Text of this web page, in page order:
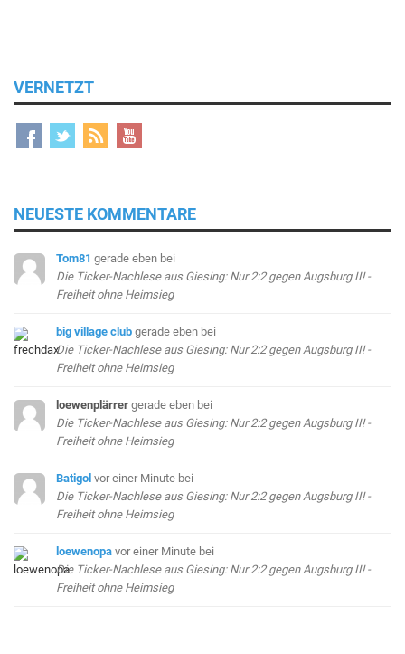
VERNETZT
NEUESTE KOMMENTARE
Tom81 gerade eben bei
Die Ticker-Nachlese aus Giesing: Nur 2:2 gegen Augsburg II! -
Freiheit ohne Heimsieg
big village club gerade eben bei
Die Ticker-Nachlese aus Giesing: Nur 2:2 gegen Augsburg II! -
Freiheit ohne Heimsieg
loewenplärrer gerade eben bei
Die Ticker-Nachlese aus Giesing: Nur 2:2 gegen Augsburg II! -
Freiheit ohne Heimsieg
Batigol vor einer Minute bei
Die Ticker-Nachlese aus Giesing: Nur 2:2 gegen Augsburg II! -
Freiheit ohne Heimsieg
loewenopa vor einer Minute bei
Die Ticker-Nachlese aus Giesing: Nur 2:2 gegen Augsburg II! -
Freiheit ohne Heimsieg